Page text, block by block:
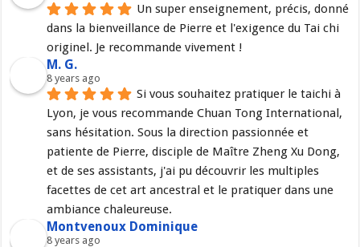
Un super enseignement, précis, donné
dans la bienveillance de Pierre et l'exigence du Tai chi
originel. Je recommande vivement !
M. G.
8 years ago
Si vous souhaitez pratiquer le taichi à
Lyon, je vous recommande Chuan Tong International,
sans hésitation. Sous la direction passionnée et
patiente de Pierre, disciple de Maître Zheng Xu Dong,
et de ses assistants, j'ai pu découvrir les multiples
facettes de cet art ancestral et le pratiquer dans une
ambiance chaleureuse.
Montvenoux Dominique
8 years ago